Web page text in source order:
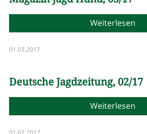
Weiterlesen
01.03.2017
Deutsche Jagdzeitung, 02/17
Weiterlesen
01.02.2017